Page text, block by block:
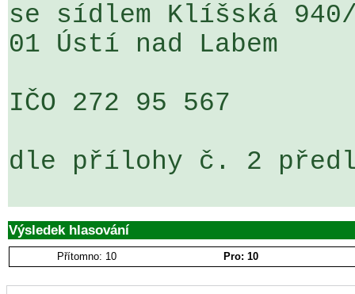
se sídlem Klíšská
01 Ústí nad Labem
IČO 272 95 567
dle přílohy č. 2
Výsledek hlasování
Přítomno: 10 Pro: 10